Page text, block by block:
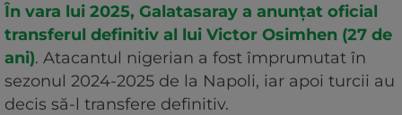
În vara lui 2025, Galatasaray a anunțat oficial
transferul definitiv al lui Victor Osimhen (27 de
ani). Atacantul nigerian a fost împrumutat în
sezonul 2024-2025 de la Napoli, iar apoi turcii au
decis să-l transfere definitiv.